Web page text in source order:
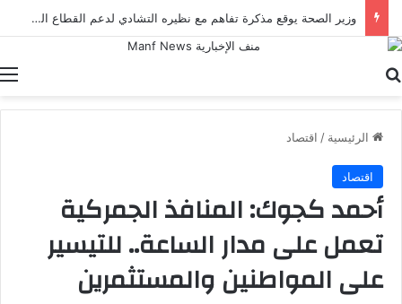
وزير الصحة يوقع مذكرة تفاهم مع نظيره التشادي لدعم القطاع الصحي في إطار أعمال الدورة الرابعة للجنة المصرية التشادية
الرئيسية / اقتصاد
اقتصاد
أحمد كجوك: المنافذ الجمركية
تعمل على مدار الساعة.. للتيسير
على المواطنين والمستثمرين